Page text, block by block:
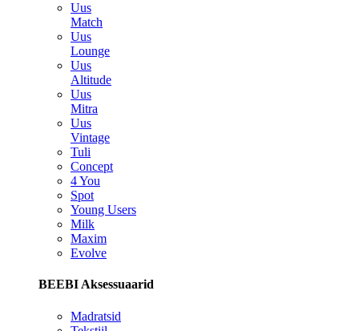
Uus
Match
Uus
Lounge
Uus
Altitude
Uus
Mitra
Uus
Vintage
Tuli
Concept
4 You
Spot
Young Users
Milk
Maxim
Evolve
BEEBI Aksessuaarid
Madratsid